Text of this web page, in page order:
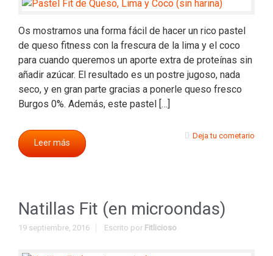
Os mostramos una forma fácil de hacer un rico pastel
de queso fitness con la frescura de la lima y el coco
para cuando queremos un aporte extra de proteínas sin
añadir azúcar. El resultado es un postre jugoso, nada
seco, y en gran parte gracias a ponerle queso fresco
Burgos 0%. Además, este pastel […]
Leer más
Deja tu cometario
Natillas Fit (en microondas)
19 septiembre, 2016 Escrito por Fitlicioso